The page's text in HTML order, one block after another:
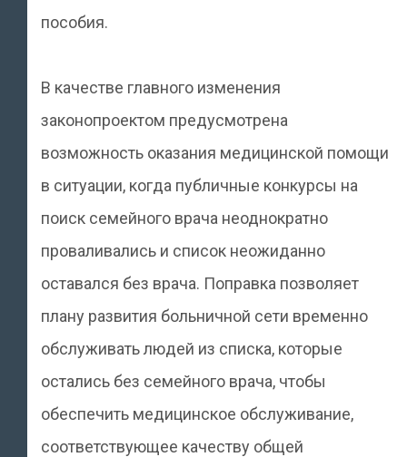
пособия.
В качестве главного изменения
законопроектом предусмотрена
возможность оказания медицинской помощи
в ситуации, когда публичные конкурсы на
поиск семейного врача неоднократно
проваливались и список неожиданно
оставался без врача. Поправка позволяет
плану развития больничной сети временно
обслуживать людей из списка, которые
остались без семейного врача, чтобы
обеспечить медицинское обслуживание,
соответствующее качеству общей